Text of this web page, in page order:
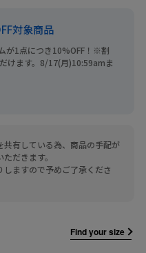
対象商品
が1点につき10%OFF！※割
けます。8/17(月)10:59amま
有している為、商品の手配が
だきます。
ますので予めご了承くださ
Find your size